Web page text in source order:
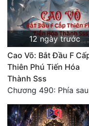
Tiên Hiệp
Tiểu Thuyết
Trinh Thám
Triều Đấu
Trọng Sinh
12 ngày trước
Cao Võ: Bắt Đầu F
Thiên Phú Tiến Hóa
Thành Sss